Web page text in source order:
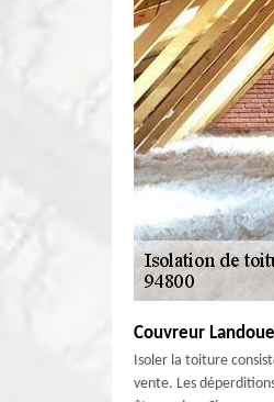
Couvreur
Isoler la toiture
vente. Les